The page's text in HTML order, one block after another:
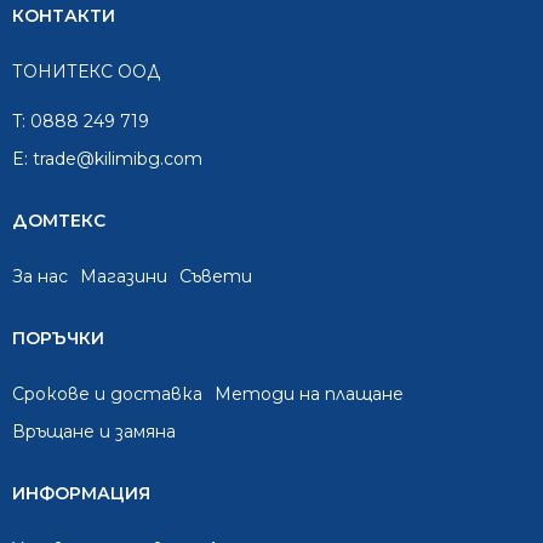
КОНТАКТИ
ТОНИТЕКС ООД
T: 0888 249 719
E: trade@kilimibg.com
ДОМТЕКС
За нас Mагазини Съвети
ПОРЪЧКИ
Срокове и доставка
Методи на плащане
Връщане и замяна
ИНФОРМАЦИЯ